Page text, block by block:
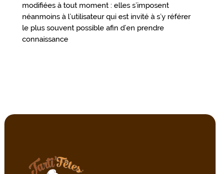
modifiées à tout moment : elles s’imposent
néanmoins à l’utilisateur qui est invité à s’y référer
le plus souvent possible afin d’en prendre
connaissance